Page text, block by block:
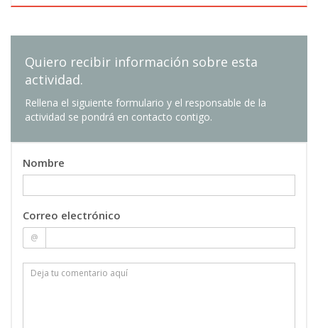
personalizados
Quiero recibir información sobre esta
actividad.
Rellena el siguiente formulario y el responsable de la
actividad se pondrá en contacto contigo.
Nombre
Correo electrónico
@